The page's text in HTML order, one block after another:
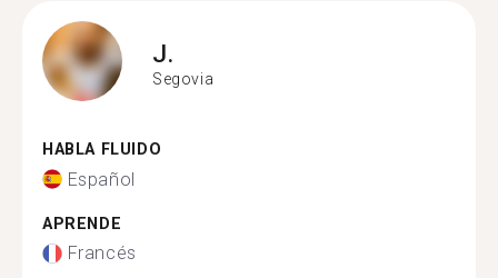
J.
Segovia
HABLA FLUIDO
Español
APRENDE
Francés